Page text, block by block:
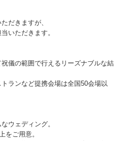
だきますが、
いただきます。
儀の範囲で行えるリーズナブルな結
ランなど提携会場は全国50会場以
ウェディング。
をご用意。